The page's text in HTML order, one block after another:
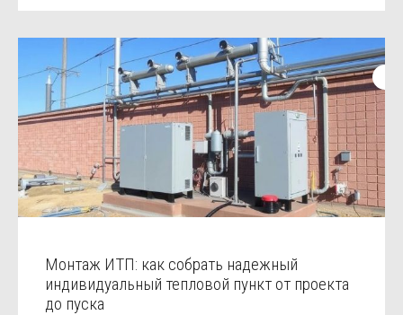
Монтаж ИТП: как собрать надежный
индивидуальный тепловой пункт от проекта
до пуска